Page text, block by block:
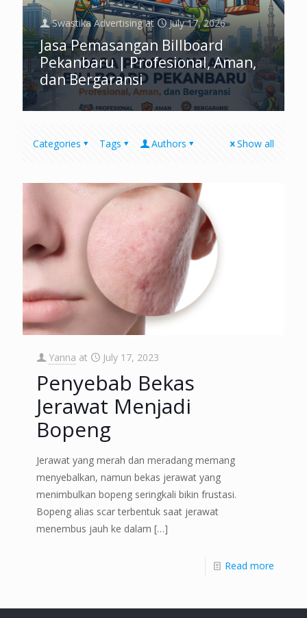
Swastika Advertising at July 17, 2026
Jasa Pemasangan Billboard
Pekanbaru | Profesional, Aman,
dan Bergaransi
Categories Tags Authors Show all
Yanna at July 17, 2023
Penyebab Bekas
Jerawat Menjadi
Bopeng
Jerawat yang merah dan meradang memang
menyebalkan, namun bekas jerawat yang
menimbulkan bopeng seringkali bikin frustasi.
Bopeng alias scar terbentuk saat jerawat
menembus jauh ke dalam […]
Read more